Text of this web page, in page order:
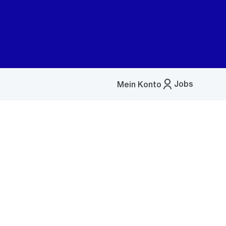
Jobs
Mein Konto
Menü